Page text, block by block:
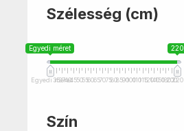
Szélesség (cm)
Egyedi méret 220
Egyedi méret
35374045505560657075808590100110115120140150180200220
Szín